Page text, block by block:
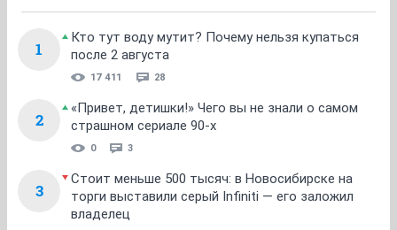
1
Кто тут воду мутит? Почему нельзя купаться
после 2 августа
17 411 28
2
«Привет, детишки!» Чего вы не знали о самом
страшном сериале 90-х
0 3
3
Стоит меньше 500 тысяч: в Новосибирске на
торги выставили серый Infiniti — его заложил
владелец